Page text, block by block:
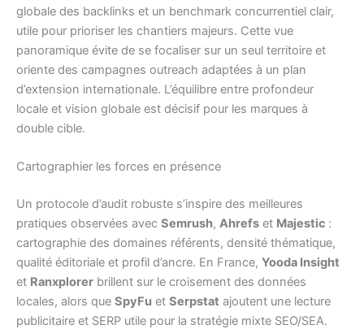
globale des backlinks et un benchmark concurrentiel clair,
utile pour prioriser les chantiers majeurs. Cette vue
panoramique évite de se focaliser sur un seul territoire et
oriente des campagnes outreach adaptées à un plan
d’extension internationale. L’équilibre entre profondeur
locale et vision globale est décisif pour les marques à
double cible.
Cartographier les forces en présence
Un protocole d’audit robuste s’inspire des meilleures
pratiques observées avec Semrush, Ahrefs et Majestic :
cartographie des domaines référents, densité thématique,
qualité éditoriale et profil d’ancre. En France, Yooda Insight
et Ranxplorer brillent sur le croisement des données
locales, alors que SpyFu et Serpstat ajoutent une lecture
publicitaire et SERP utile pour la stratégie mixte SEO/SEA.